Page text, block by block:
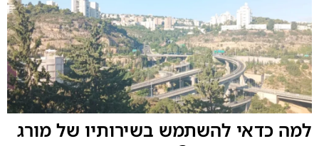
למה כדאי להשתמש בשירותיו של מורג